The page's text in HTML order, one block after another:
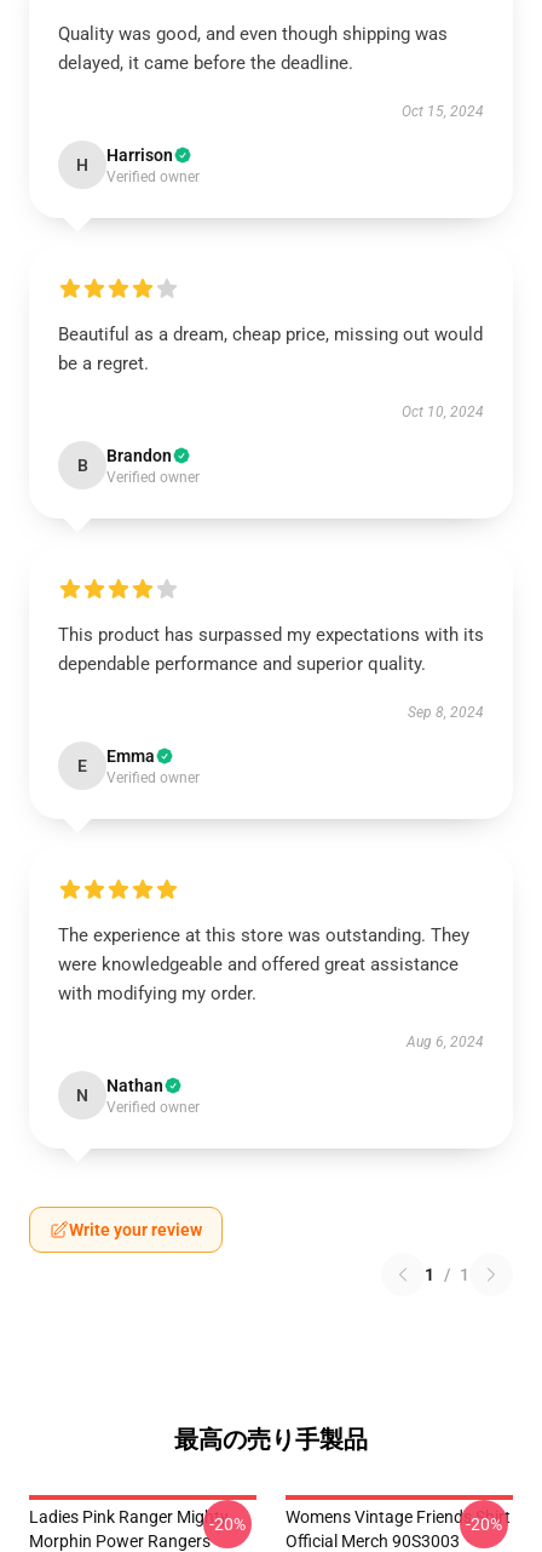
Quality was good, and even though shipping was
delayed, it came before the deadline.
Oct 15, 2024
H Harrison
Verified owner
Beautiful as a dream, cheap price, missing out would
be a regret.
Oct 10, 2024
B Brandon
Verified owner
This product has surpassed my expectations with its
dependable performance and superior quality.
Sep 8, 2024
E Emma
Verified owner
The experience at this store was outstanding. They
were knowledgeable and offered great assistance
with modifying my order.
Aug 6, 2024
N Nathan
Verified owner
Write your review
1 / 1
最高の売り手製品
Ladies Pink Ranger Mighty
Morphin Power Rangers
-20%
Womens Vintage Friends Shirt
Official Merch 90S3003
-20%